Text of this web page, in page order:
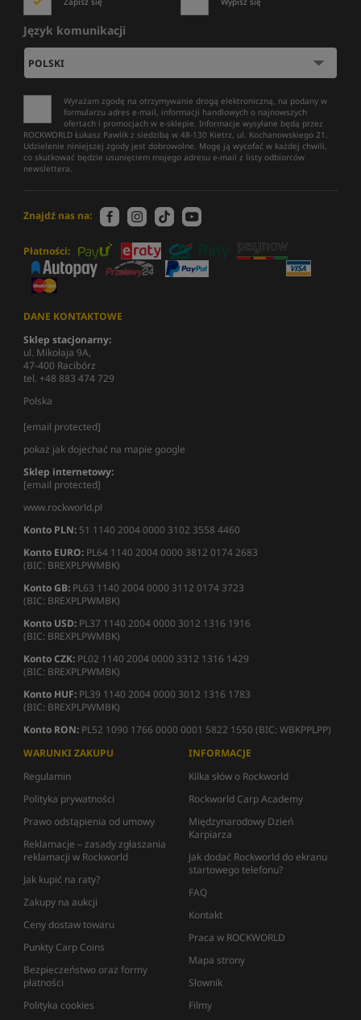
Język komunikacji
Wyrażam zgodę na otrzymywanie drogą elektroniczną, na podany w
formularzu adres e-mail, informacji handlowych o najnowszych
ofertach i promocjach w e-sklepie. Informacje wysyłane będą przez
ROCKWORLD Łukasz Pawlik z siedzibą w 48-130 Kietrz, ul. Kochanowskiego 21.
Udzielenie niniejszej zgody jest dobrowolne. Mogę ją wycofać w każdej chwili,
co skutkować będzie usunięciem mojego adresu e-mail z listy odbiorców
newslettera.
Znajdź nas na:
Płatności:
DANE KONTAKTOWE
Sklep stacjonarny:
ul. Mikołaja 9A,
47-400 Racibórz
tel. +48 883 474 729
Polska
[email protected]
pokaż jak dojechać na mapie google
Sklep internetowy:
[email protected]
www.rockworld.pl
Konto PLN: 51 1140 2004 0000 3102 3558 4460
Konto EURO: PL64 1140 2004 0000 3812 0174 2683
(BIC: BREXPLPWMBK)
Konto GB: PL63 1140 2004 0000 3112 0174 3723
(BIC: BREXPLPWMBK)
Konto USD: PL37 1140 2004 0000 3012 1316 1916
(BIC: BREXPLPWMBK)
Konto CZK: PL02 1140 2004 0000 3312 1316 1429
(BIC: BREXPLPWMBK)
Konto HUF: PL39 1140 2004 0000 3012 1316 1783
(BIC: BREXPLPWMBK)
Konto RON: PL52 1090 1766 0000 0001 5822 1550 (BIC: WBKPPLPP)
WARUNKI ZAKUPU
Regulamin
Polityka prywatności
Prawo odstąpienia od umowy
Reklamacje – zasady zgłaszania
reklamacji w Rockworld
Jak kupić na raty?
Zakupy na aukcji
Ceny dostaw towaru
Punkty Carp Coins
Bezpieczeństwo oraz formy
płatności
Polityka cookies
INFORMACJE
Kilka słów o Rockworld
Rockworld Carp Academy
Międzynarodowy Dzień
Karpiarza
Jak dodać Rockworld do ekranu
startowego telefonu?
FAQ
Kontakt
Praca w ROCKWORLD
Mapa strony
Słownik
Filmy